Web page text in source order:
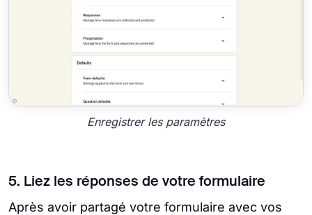
Enregistrer les paramètres
5. Liez les réponses de votre formulaire
Après avoir partagé votre formulaire avec vos